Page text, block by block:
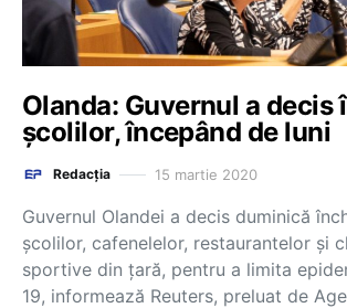
Olanda: Guvernul a decis
şcolilor, începând de luni
Redacția 15 martie 2020
Guvernul Olandei a decis duminică
şcolilor, cafenelelor, restaurantelor şi
sportive din ţară, pentru a limita
19, informează Reuters, preluat de